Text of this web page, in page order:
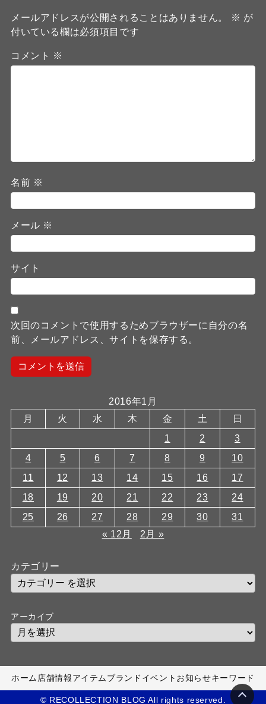
メールアドレスが公開されることはありません。 ※ が
付いている欄は必須項目です
コメント ※
名前 ※
メール ※
サイト
次回のコメントで使用するためブラウザーに自分の名
前、メールアドレス、サイトを保存する。
2016年1月
月
火 水 木 金 土
日
1
2
3
4
5 6 7 8 9
10
11
12 13 14 15 16
17
18
19 20 21 22 23
24
25
26 27 28 29 30
31
« 12月
2月 »
カテゴリー
アーカイブ
ホーム店舗情報アイテムブランド イベント お知らせキーワード
© RECOLLECTION BLOG All rights reserved.